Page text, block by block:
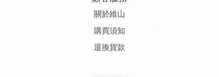
關於維山
購買須知
退換貨款